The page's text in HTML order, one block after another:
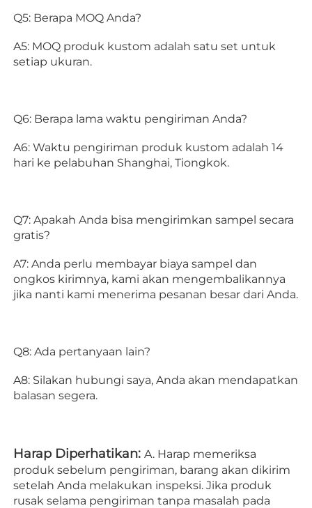
Q5: Berapa MOQ Anda?
A5: MOQ produk kustom adalah satu set untuk
setiap ukuran.
Q6: Berapa lama waktu pengiriman Anda?
A6: Waktu pengiriman produk kustom adalah 14
hari ke pelabuhan Shanghai, Tiongkok.
Q7: Apakah Anda bisa mengirimkan sampel secara
gratis?
A7: Anda perlu membayar biaya sampel dan
ongkos kirimnya, kami akan mengembalikannya
Q8: Ada pertanyaan lain?
A8: Silakan hubungi saya, Anda akan mendapatkan
balasan segera.
Harap Diperhatikan: A. Harap memeriksa
produk sebelum pengiriman, barang akan dikirim
setelah Anda melakukan inspeksi. Jika produk
rusak selama pengiriman tanpa masalah pada